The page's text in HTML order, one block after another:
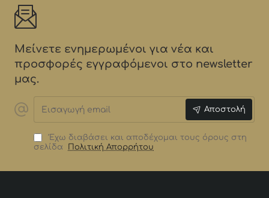
Μείνετε ενημερωμένοι για νέα και
προσφορές εγγραφόμενοι στο newsletter
μας.
email
Αποστολή
Έχω διαβάσει και αποδέχομαι τους όρους στη
σελίδα
Πολιτική Απορρήτου